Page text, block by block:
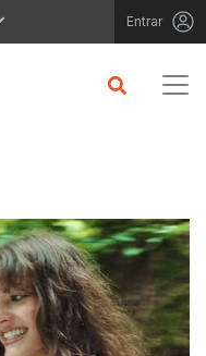
Entrar